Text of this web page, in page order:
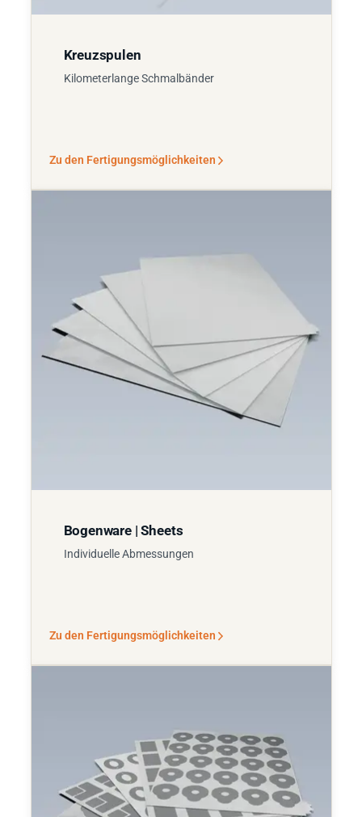
Kreuzspulen
Kilometerlange Schmalbänder
Zu den Fertigungsmöglichkeiten
Bogenware | Sheets
Individuelle Abmessungen
Zu den Fertigungsmöglichkeiten